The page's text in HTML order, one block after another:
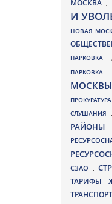
МОСКВА ,
И
НОВАЯ
ПАРКОВКА
МОСКВЫ
СЛУШАНИЯ
СЗАО ,
ТАРИФЫ